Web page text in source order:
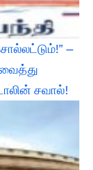
–
சவால்!